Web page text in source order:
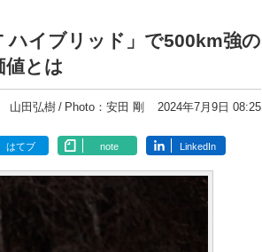
ハイブリッド」で500km強の
値とは
山田弘樹 Photo：安田 剛 2024年7月9日 08:25
はてブ note LinkedIn